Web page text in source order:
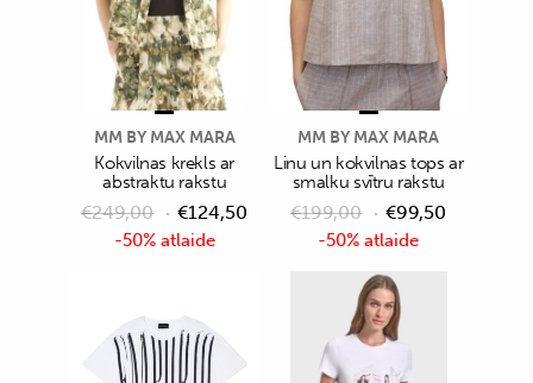
-50% atlaide
MM BY MAX MARA
Kokvilnas krekls ar
abstraktu rakstu
€249,00 €124,50
-50% atlaide
MM BY MAX MARA
Linu un kokvilnas tops ar
smalku svītru rakstu
€199,00 €99,50